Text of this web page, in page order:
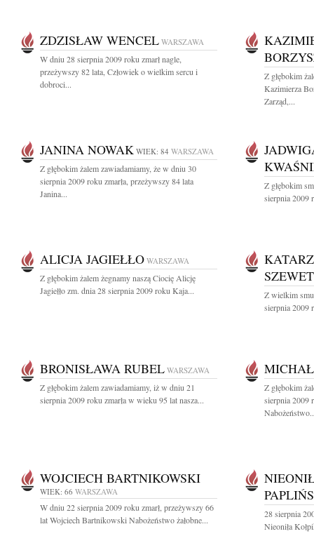
ZDZISŁAW WENCEL WARSZAWA
W dniu 28 sierpnia 2009 roku zmarł nagle,
przeżywszy 82 lata, Człowiek o wielkim sercu i
dobroci...
Z głębokim
Kazimierza
Zarząd,...
JANINA NOWAK WIEK: 84 WARSZAWA
Z głębokim żalem zawiadamiamy, że w dniu 30
sierpnia 2009 roku zmarła, przeżywszy 84 lata
Janina...
Z głębokim
sierpnia 2009
ALICJA JAGIEŁŁO WARSZAWA
Z głębokim żalem żegnamy naszą Ciocię Alicję
Jagiełło zm. dnia 28 sierpnia 2009 roku Kaja...
Z wielkim
sierpnia 2009
BRONISŁAWA RUBEL WARSZAWA
Z głębokim żalem zawiadamiamy, iż w dniu 21
sierpnia 2009 roku zmarła w wieku 95 lat nasza...
Z głębokim
sierpnia 2009
WOJCIECH BARTNIKOWSKI
WIEK: 66 WARSZAWA
W dniu 22 sierpnia 2009 roku zmarł, przeżywszy 66
lat Wojciech Bartnikowski Nabożeństwo żałobne...
28 sierpnia
Nieoniła